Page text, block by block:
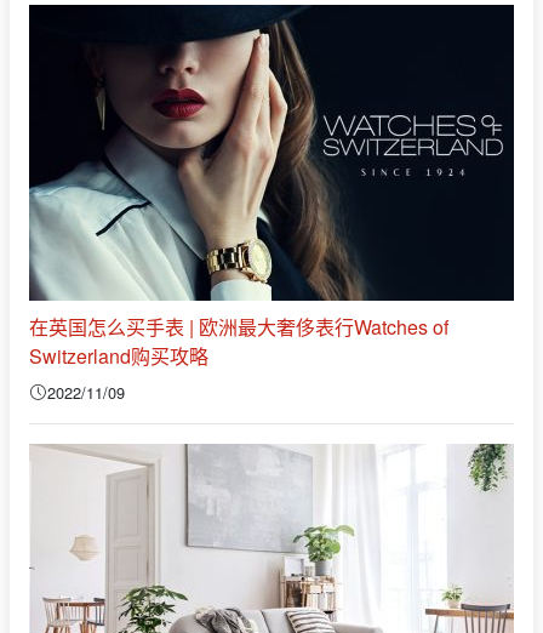
在英国怎么买手表 | 欧洲最大奢侈表行Watches of
Switzerland购买攻略
2022/11/09